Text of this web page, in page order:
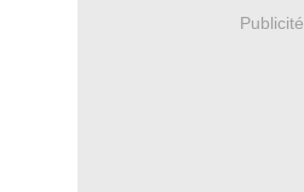
Publicité